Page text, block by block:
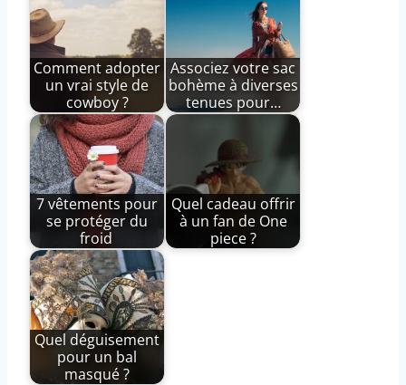
Comment adopter
un vrai style de
cowboy ?
Associez votre sac
bohème à diverses
tenues pour…
7 vêtements pour
se protéger du
froid
Quel cadeau offrir
à un fan de One
piece ?
Quel déguisement
pour un bal
masqué ?